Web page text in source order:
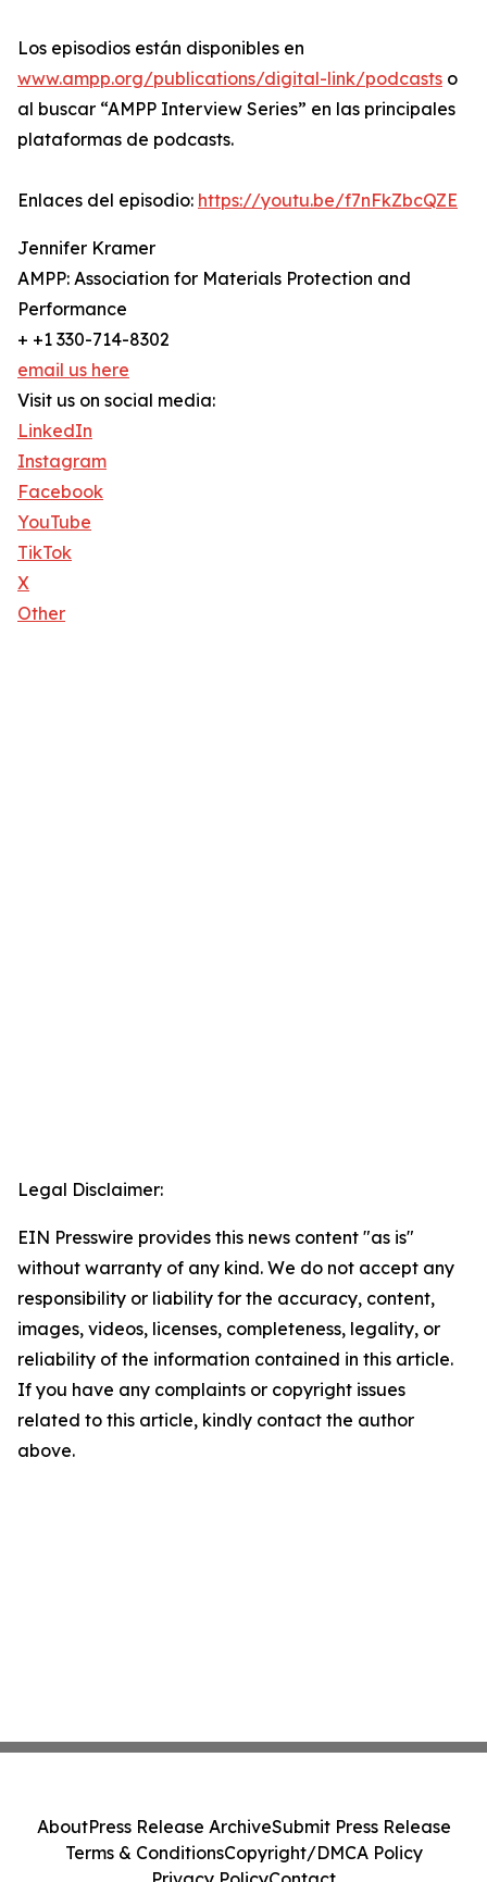
Los episodios están disponibles en
www.ampp.org/publications/digital-link/podcasts o
al buscar “AMPP Interview Series” en las principales
plataformas de podcasts.
Enlaces del episodio: https://youtu.be/f7nFkZbcQZE
Jennifer Kramer
AMPP: Association for Materials Protection and
Performance
+ +1 330-714-8302
email us here
Visit us on social media:
LinkedIn
Instagram
Facebook
YouTube
TikTok
X
Other
Legal Disclaimer:
EIN Presswire provides this news content "as is"
without warranty of any kind. We do not accept any
responsibility or liability for the accuracy, content,
images, videos, licenses, completeness, legality, or
reliability of the information contained in this article.
If you have any complaints or copyright issues
related to this article, kindly contact the author
above.
AboutPress Release ArchiveSubmit Press Release
Terms & ConditionsCopyright/DMCA Policy